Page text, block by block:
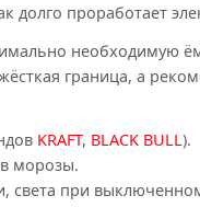
долго проработает
необходимую
граница, а
KRAFT, BLACK BULL).
морозы.
света при